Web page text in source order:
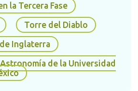
es elSOLSTICIODE
la Tercera Fase
Torre del Diablo
Inglaterra
de la Universidad